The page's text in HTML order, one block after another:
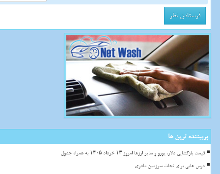
پربیننده ترین ها
قیمت بازگشایی دلار، یورو و سایر ارزها امروز ۱۳ خرداد ۱۴۰۵ به همراه جدول
درس هایی برای نجات سرزمین مادری